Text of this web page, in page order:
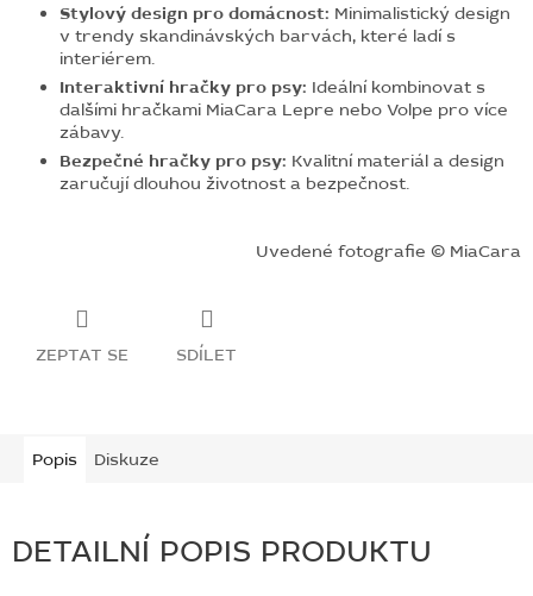
Stylový design pro domácnost: Minimalistický design
v trendy skandinávských barvách, které ladí s
interiérem.
Interaktivní hračky pro psy: Ideální kombinovat s
dalšími hračkami MiaCara Lepre nebo Volpe pro více
zábavy.
Bezpečné hračky pro psy: Kvalitní materiál a design
zaručují dlouhou životnost a bezpečnost.
Uvedené fotografie © MiaCara
ZEPTAT SE SDÍLET
Popis Diskuze
DETAILNÍ POPIS PRODUKTU